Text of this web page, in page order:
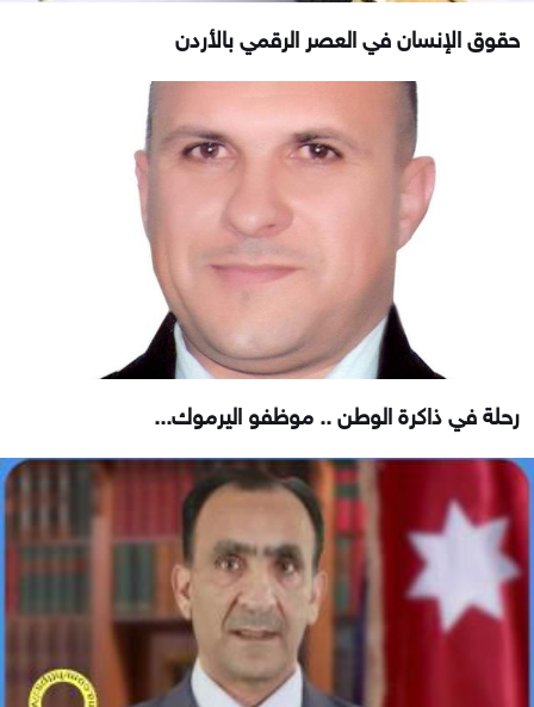
حقوق الإنسان في العصر الرقمي بالأردن
رحلة في ذاكرة الوطن .. موظفو اليرموك...